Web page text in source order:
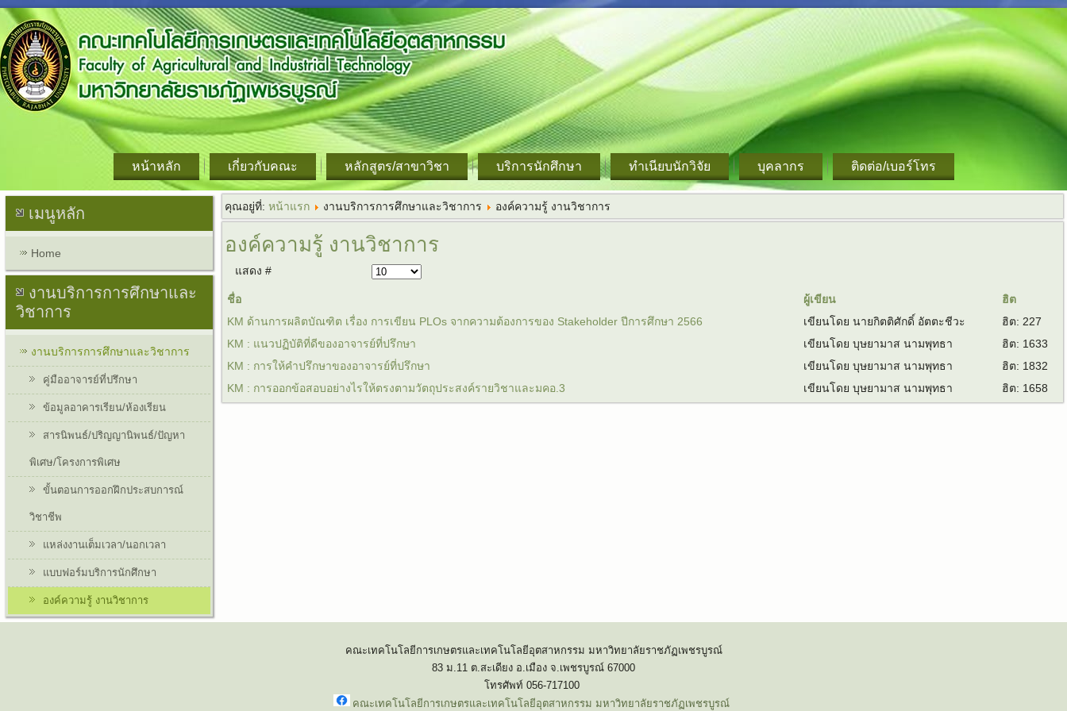
หน้าหลัก เกี่ยวกับคณะ หลักสูตร/สาขาวิชา บริการนักศึกษา ทำเนียบนักวิจัย บุคลากร ติดต่อ/เบอร์โทร
เมนูหลัก
Home
งานบริการการศึกษาและ
วิชาการ
งานบริการการศึกษาและวิชาการ
คู่มืออาจารย์ที่ปรึกษา
ข้อมูลอาคารเรียน/ห้องเรียน
สารนิพนธ์/ปริญญานิพนธ์/ปัญหา
พิเศษ/โครงการพิเศษ
ขั้นตอนการออกฝึกประสบการณ์
วิชาชีพ
แหล่งงานเต็มเวลา/นอกเวลา
แบบฟอร์มบริการนักศึกษา
องค์ความรู้ งานวิชาการ
คุณอยู่ที่: หน้าแรก งานบริการการศึกษาและวิชาการ องค์ความรู้ งานวิชาการ
องค์ความรู้ งานวิชาการ
แสดง #
ชื่อ ผู้เขียน
ฮิต
KM ด้านการผลิตบัณฑิต เรื่อง การเขียน PLOs จากความต้องการของ Stakeholder ปีการศึกษา 2566
เขียนโดย นายกิตติศักดิ์ อัตตะชีวะ
ฮิต: 227
KM : แนวปฏิบัติที่ดีของอาจารย์ที่ปรึกษา
เขียนโดย บุษยามาส นามพุทธา
ฮิต: 1633
KM : การให้คำปรึกษาของอาจารย์ที่ปรึกษา
เขียนโดย บุษยามาส นามพุทธา
ฮิต: 1832
KM : การออกข้อสอบอย่างไรให้ตรงตามวัตถุประสงค์รายวิชาและมคอ.3
เขียนโดย บุษยามาส นามพุทธา ฮิต: 1658
คณะเทคโนโลยีการเกษตรและเทคโนโลยีอุตสาหกรรม มหาวิทยาลัยราชภัฏเพชรบูรณ์
83 ม.11 ต.สะเดียง อ.เมือง จ.เพชรบูรณ์ 67000
โทรศัพท์ 056-717100
คณะเทคโนโลยีการเกษตรและเทคโนโลยีอุตสาหกรรม มหาวิทยาลัยราชภัฏเพชรบูรณ์